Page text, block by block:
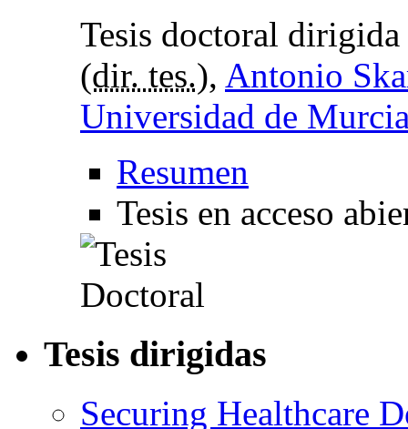
Tesis doctoral
(dir. tes.), Antonio
Universidad de
Resumen
Tesis en acceso
Tesis dirigidas
Securing Healthcare